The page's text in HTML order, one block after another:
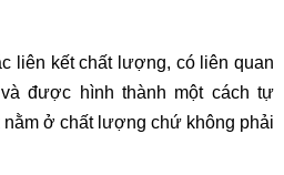
liên kết chất lượng, có liên quan
được hình thành một cách tự
nằm ở chất lượng chứ không phải